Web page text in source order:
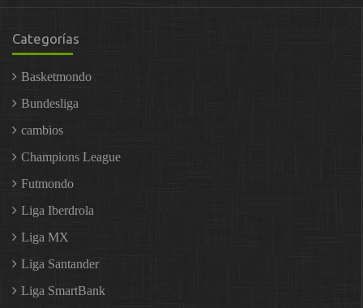
Categorías
Basketmondo
Bundesliga
cambios
Champions League
Futmondo
Liga Iberdrola
Liga MX
Liga Santander
Liga SmartBank